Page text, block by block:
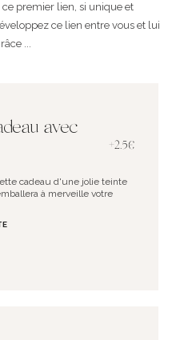
premier lien, si unique et
ce lien entre vous et lui
...
avec
+2.5€
cadeau d'une jolie teinte
à merveille votre